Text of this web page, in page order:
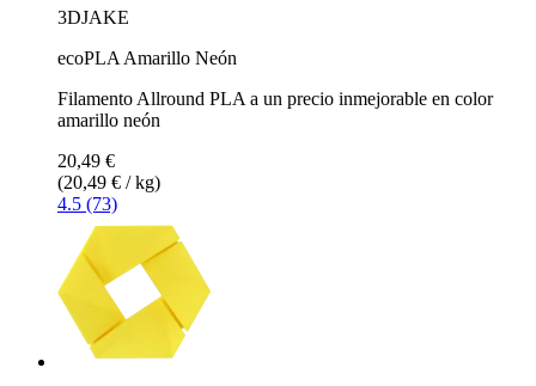
3DJAKE
ecoPLA Amarillo Neón
Filamento Allround PLA a un precio inmejorable en color
amarillo neón
20,49 €
(20,49 € / kg)
4.5 (73)